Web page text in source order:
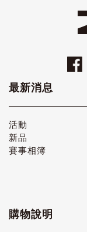
最新消息
活動
新品
賽事相簿
購物說明